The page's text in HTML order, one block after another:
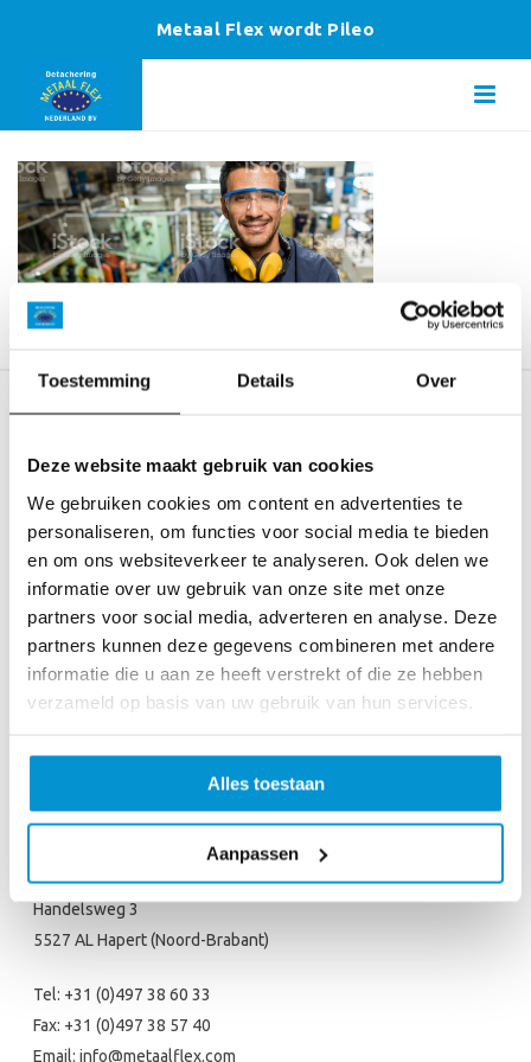
Toestemming Details Over
Deze website maakt gebruik van cookies
We gebruiken cookies om content en advertenties te
personaliseren, om functies voor social media te bieden
en om ons websiteverkeer te analyseren. Ook delen we
informatie over uw gebruik van onze site met onze
partners voor social media, adverteren en analyse. Deze
partners kunnen deze gegevens combineren met andere
informatie die u aan ze heeft verstrekt of die ze hebben
verzameld op basis van uw gebruik van hun services.
Alles toestaan
Aanpassen
Metaal Flex wordt Pileo
Onze diensten
Onze mensen
Onze kracht
Contact
CERTIFICERING
CONTACT
Metaal Flex Nederland B.V.
Handelsweg 3
5527 AL Hapert (Noord-Brabant)
Tel: +31 (0)497 38 60 33
Fax: +31 (0)497 38 57 40
Email:info@metaalflex.com